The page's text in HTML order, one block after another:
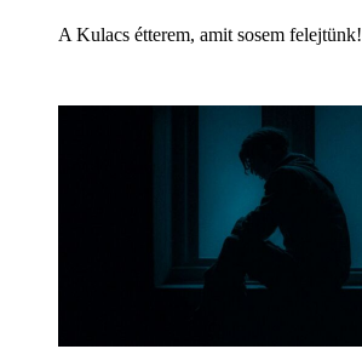
A Kulacs étterem, amit sosem felejtünk!